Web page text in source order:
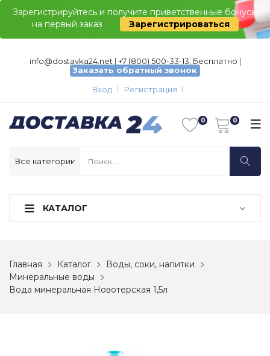
Зарегистрируйтесь и получите приветственные бонусы
на первый заказ
Зарегистрироваться
info@dostavka24.net | +7 (800) 500-33-13, Бесплатно |
Заказать обратный звонок
Вход
Регистрация
КАТАЛОГ
Главная Каталог
Воды, соки, напитки
Минеральные воды
Вода минеральная Новотерская 1,5л